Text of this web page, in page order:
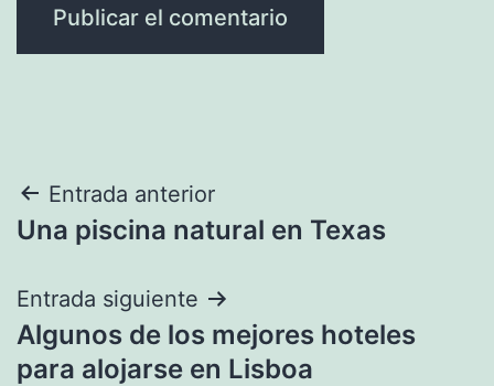
Navegación
de
entradas
Entrada anterior
Una piscina natural en Texas
Entrada siguiente
Algunos de los mejores hoteles
para alojarse en Lisboa